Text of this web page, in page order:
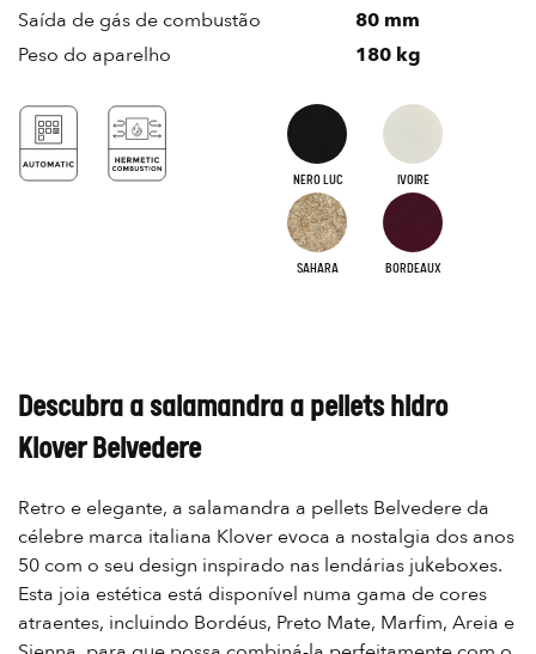
Saída de gás de combustão
80 mm
Peso do aparelho
180 kg
NERO LUC IVOIRE
SAHARA BORDEAUX
Descubra a salamandra a pellets hidro
Klover Belvedere
Retro e elegante, a salamandra a pellets Belvedere da
célebre marca italiana Klover evoca a nostalgia dos anos
50 com o seu design inspirado nas lendárias jukeboxes.
Esta joia estética está disponível numa gama de cores
atraentes, incluindo Bordéus, Preto Mate, Marfim, Areia e